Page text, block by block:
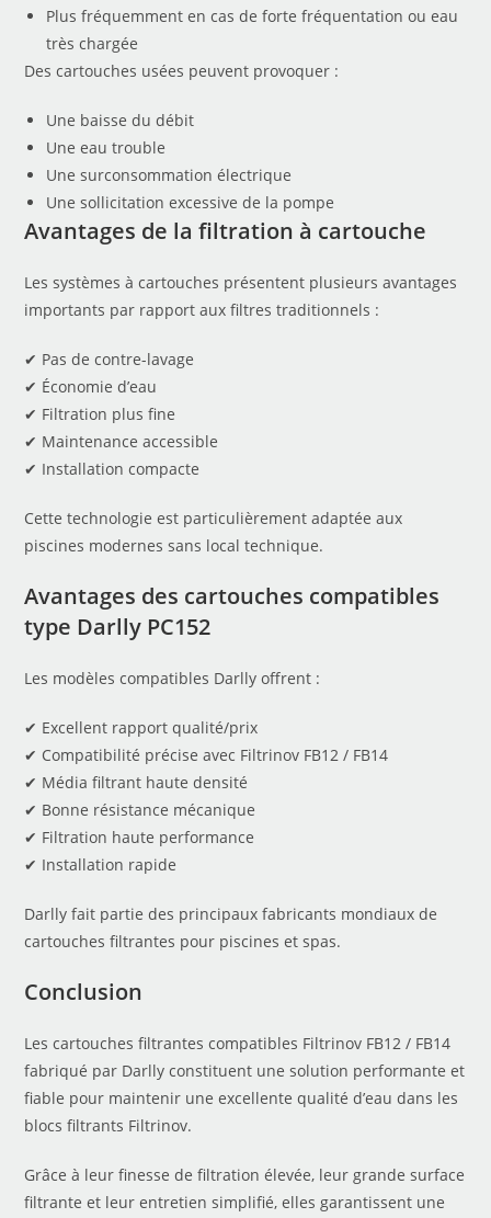
Plus fréquemment en cas de forte fréquentation ou eau
très chargée
Des cartouches usées peuvent provoquer :
Une baisse du débit
Une eau trouble
Une surconsommation électrique
Une sollicitation excessive de la pompe
Avantages de la filtration à cartouche
Les systèmes à cartouches présentent plusieurs avantages
importants par rapport aux filtres traditionnels :
✔ Pas de contre-lavage
✔ Économie d’eau
✔ Filtration plus fine
✔ Maintenance accessible
✔ Installation compacte
Cette technologie est particulièrement adaptée aux
piscines modernes sans local technique.
Avantages des cartouches compatibles
type Darlly PC152
Les modèles compatibles Darlly offrent :
✔ Excellent rapport qualité/prix
✔ Compatibilité précise avec Filtrinov FB12 / FB14
✔ Média filtrant haute densité
✔ Bonne résistance mécanique
✔ Filtration haute performance
✔ Installation rapide
Darlly fait partie des principaux fabricants mondiaux de
cartouches filtrantes pour piscines et spas.
Conclusion
Les cartouches filtrantes compatibles Filtrinov FB12 / FB14
fabriqué par Darlly constituent une solution performante et
fiable pour maintenir une excellente qualité d’eau dans les
blocs filtrants Filtrinov.
Grâce à leur finesse de filtration élevée, leur grande surface
filtrante et leur entretien simplifié, elles garantissent une